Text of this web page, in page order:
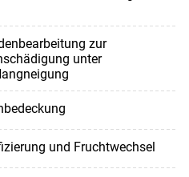
zur
unter
und Fruchtwechsel